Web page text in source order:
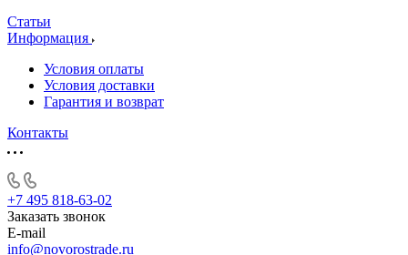
Статьи
Информация
Условия оплаты
Условия доставки
Гарантия и возврат
Контакты
+7 495 818-63-02
Заказать звонок
E-mail
info@novorostrade.ru